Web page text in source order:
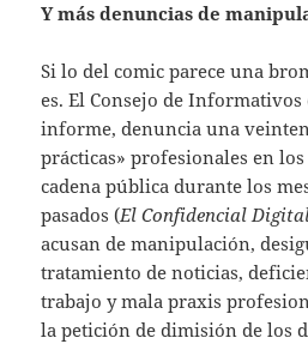
Y más denuncias de
Si lo del comic parece una
es. El Consejo de
informe, denuncia una
prácticas» profesionales en
cadena pública durante los
pasados (El Confidencial
acusan de manipulación,
tratamiento de noticias,
trabajo y mala praxis
la petición de dimisión de los